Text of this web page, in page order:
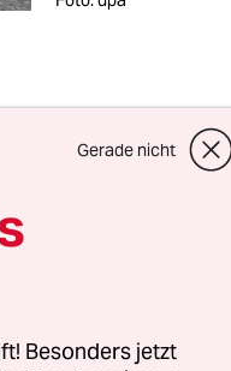
Gerade nicht
Besonders jetzt